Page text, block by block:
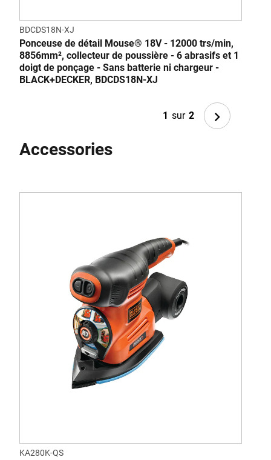
BDCDS18N-XJ
Ponceuse de détail Mouse® 18V - 12000 trs/min,
8856mm², collecteur de poussière - 6 abrasifs et 1
doigt de ponçage - Sans batterie ni chargeur -
BLACK+DECKER, BDCDS18N-XJ
1 sur 2
Next
Accessories
KA280K-QS